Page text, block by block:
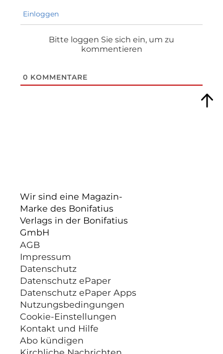
Einloggen
Bitte loggen Sie sich ein, um zu
kommentieren
0 KOMMENTARE
Wir sind eine Magazin-
Marke des Bonifatius
Verlags in der Bonifatius
GmbH
AGB
Impressum
Datenschutz
Datenschutz ePaper
Datenschutz ePaper Apps
Nutzungsbedingungen
Cookie-Einstellungen
Kontakt und Hilfe
Abo kündigen